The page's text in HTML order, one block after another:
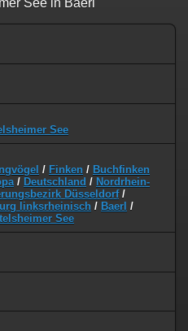
See in Baerl
See
/ Finken / Buchfinken
/ Deutschland / Nordrhein-
Düsseldorf/
linksrheinisch / Baerl /
See